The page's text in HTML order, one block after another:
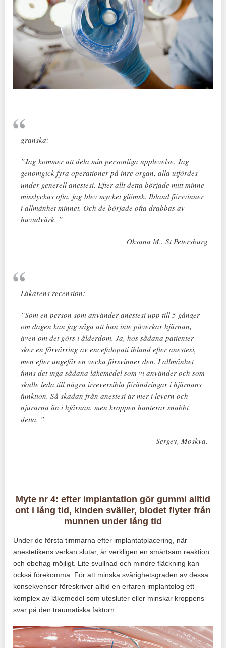
granska:
”Jag kommer att dela min personliga upplevelse. Jag
genomgick fyra operationer på inre organ, alla utfördes
under generell anestesi. Efter allt detta började mitt minne
misslyckas ofta, jag blev mycket glömsk. Ibland försvinner
i allmänhet minnet. Och de började ofta drabbas av
huvudvärk. ”
Oksana M., St Petersburg
Läkarens recension:
”Som en person som använder anestesi upp till 5 gånger
om dagen kan jag säga att han inte påverkar hjärnan,
även om det görs i ålderdom. Ja, hos sådana patienter
sker en förvärring av encefalopati ibland efter anestesi,
men efter ungefär en vecka försvinner den. I allmänhet
finns det inga sådana läkemedel som vi använder och som
skulle leda till några irreversibla förändringar i hjärnans
funktion. Så skadan från anestesi är mer i levern och
njurarna än i hjärnan, men kroppen hanterar snabbt
detta. ”
Sergey, Moskva.
Myte nr 4: efter implantation gör gummi alltid
ont i lång tid, kinden sväller, blodet flyter från
munnen under lång tid
Under de första timmarna efter implantatplacering, när
anestetikens verkan slutar, är verkligen en smärtsam reaktion
och obehag möjligt. Lite svullnad och mindre fläckning kan
också förekomma. För att minska svårighetsgraden av dessa
konsekvenser föreskriver alltid en erfaren implantolog ett
komplex av läkemedel som utesluter eller minskar kroppens
svar på den traumatiska faktorn.